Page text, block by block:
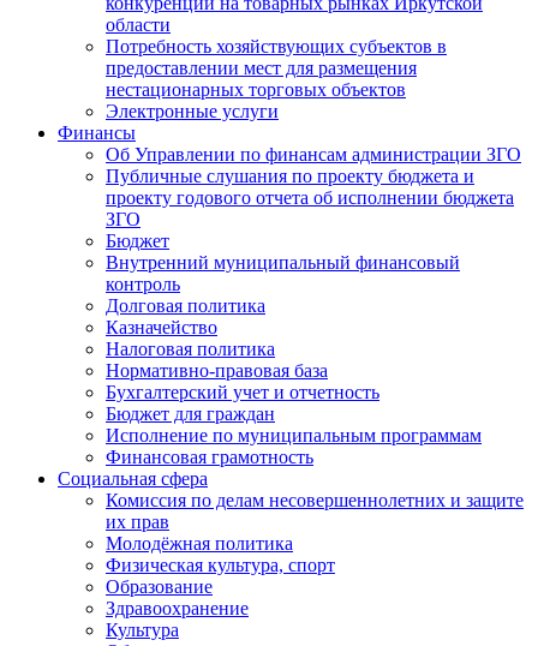
области
Потребность хозяйствующих субъектов в
предоставлении мест для размещения
нестационарных торговых объектов
Электронные услуги
Финансы
Об Управлении по финансам администрации ЗГО
Публичные слушания по проекту бюджета и
проекту годового отчета об исполнении бюджета
ЗГО
Бюджет
Внутренний муниципальный финансовый
контроль
Долговая политика
Казначейство
Налоговая политика
Нормативно-правовая база
Бухгалтерский учет и отчетность
Бюджет для граждан
Исполнение по муниципальным программам
Финансовая грамотность
Социальная сфера
Комиссия по делам несовершеннолетних и защите
их прав
Молодёжная политика
Физическая культура, спорт
Образование
Здравоохранение
Культура